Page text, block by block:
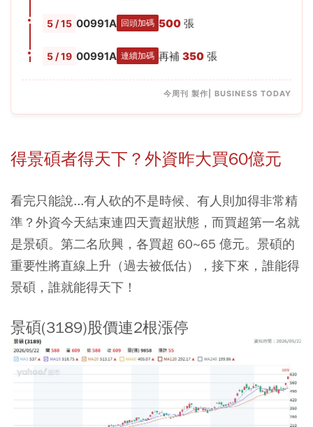
5 / 15 00991A 回頭加碼 500 張
5 / 19 00991A 連續加碼 再補 350 張
今周刊 製作| BUSINESS TODAY
得景碩者得天下？外資昨大買60億元
看完只能說...有人砍的不是時候、有人則加得非常精
準？外資今天結束連四天賣超狀態，而買超第一名就
是景碩。第二名欣興，各買超 60~65 億元。景碩的
重要性將直線上升（過去被低估），接下來，誰能得
景碩，誰就能得天下！
景碩(3189)股價連2根漲停